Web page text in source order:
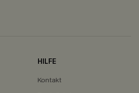
HILFE
Kontakt